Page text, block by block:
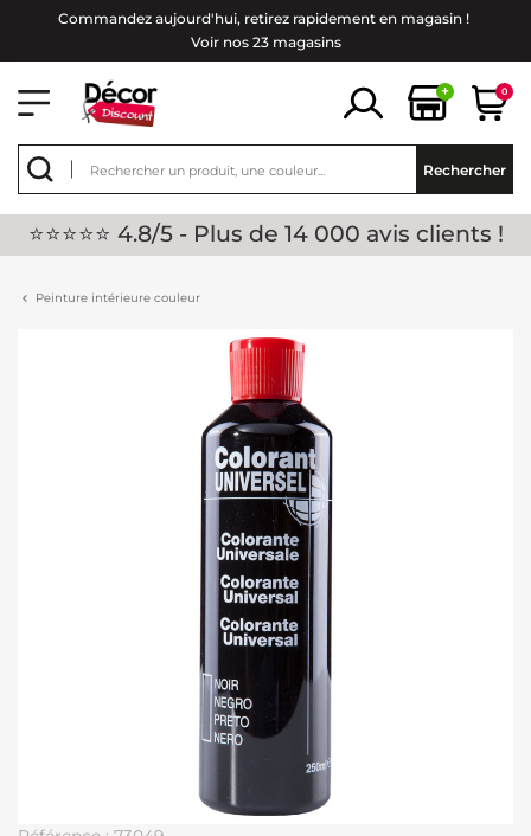
Commandez aujourd'hui, retirez rapidement en magasin !
Voir nos 23 magasins
+ 0
Rechercher
⭐⭐⭐⭐⭐ 4.8/5 - Plus de 14 000 avis clients !
Peinture intérieure couleur